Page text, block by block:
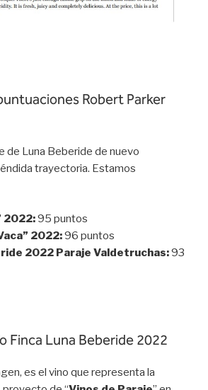
Robert Parker
de Luna Beberide de nuevo
trayectoria. Estamos
2022:95 puntos
2022:96 puntos
2022 Paraje Valdetruchas:93
Finca Luna Beberide 2022
es el vino que representa la